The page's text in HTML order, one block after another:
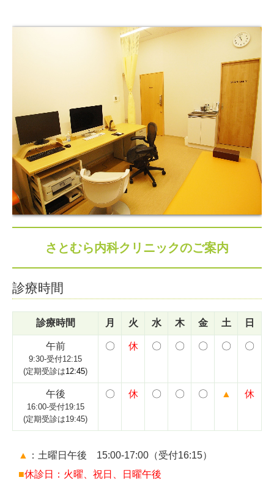
さとむら内科クリニックのご案内
診療時間
診療時間 月 火 水 木 金 土 日
午前
9:30-受付12:15
(定期受診は12:45)
〇 休 〇 〇 〇 〇 〇
午後
16:00-受付19:15
(定期受診は19:45)
〇 休 〇 〇 〇 ▲ 休
▲
：土曜日午後 15:00-17:00（受付16:15）
■休診日：火曜、祝日、日曜午後